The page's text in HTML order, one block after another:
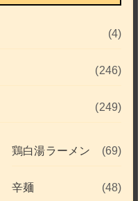
(4)
(246)
(249)
鶏白湯ラーメン (69)
辛麺 (48)